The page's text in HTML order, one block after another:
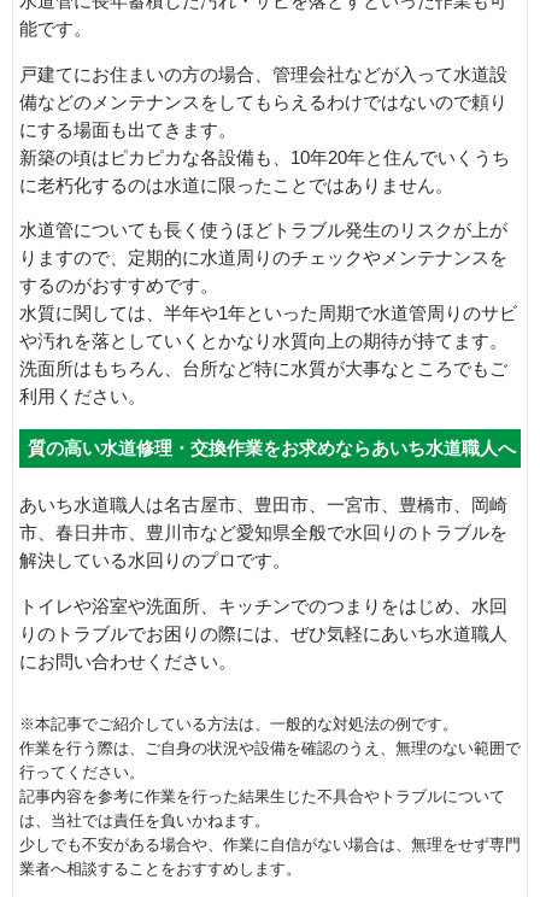
能です。
戸建てにお住まいの方の場合、管理会社などが入って水道設
備などのメンテナンスをしてもらえるわけではないので頼り
にする場面も出てきます。
新築の頃はピカピカな各設備も、10年20年と住んでいくうち
に老朽化するのは水道に限ったことではありません。
水道管についても長く使うほどトラブル発生のリスクが上が
りますので、定期的に水道周りのチェックやメンテナンスを
するのがおすすめです。
水質に関しては、半年や1年といった周期で水道管周りのサビ
や汚れを落としていくとかなり水質向上の期待が持てます。
洗面所はもちろん、台所など特に水質が大事なところでもご
利用ください。
質の高い水道修理・交換作業をお求めならあいち水道職人へ
あいち水道職人は名古屋市、豊田市、一宮市、豊橋市、岡崎
市、春日井市、豊川市など愛知県全般で水回りのトラブルを
解決している水回りのプロです。
トイレや浴室や洗面所、キッチンでのつまりをはじめ、水回
りのトラブルでお困りの際には、ぜひ気軽にあいち水道職人
にお問い合わせください。
※本記事でご紹介している方法は、一般的な対処法の例です。
作業を行う際は、ご自身の状況や設備を確認のうえ、無理のない範囲で
行ってください。
記事内容を参考に作業を行った結果生じた不具合やトラブルについて
は、当社では責任を負いかねます。
少しでも不安がある場合や、作業に自信がない場合は、無理をせず専門
業者へ相談することをおすすめします。